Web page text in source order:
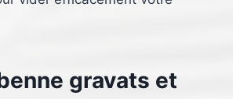
gravats et